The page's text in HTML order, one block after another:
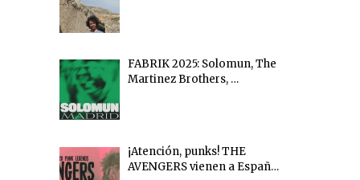
FABRIK 2025: Solomun, The
Martinez Brothers, …
¡Atención, punks! THE
AVENGERS vienen a Españ…